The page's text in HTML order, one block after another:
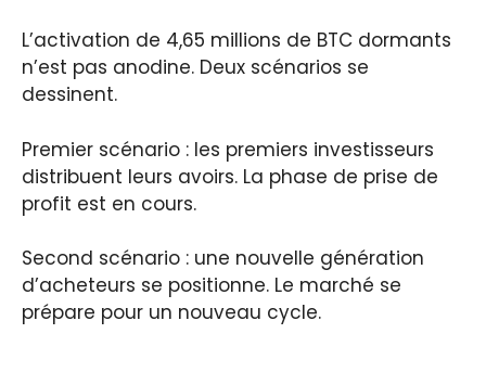
L’activation de 4,65 millions de BTC dormants
n’est pas anodine. Deux scénarios se
dessinent.
Premier scénario : les premiers investisseurs
distribuent leurs avoirs. La phase de prise de
profit est en cours.
Second scénario : une nouvelle génération
d’acheteurs se positionne. Le marché se
prépare pour un nouveau cycle.